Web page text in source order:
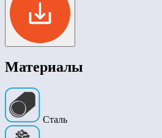
Материалы
Сталь